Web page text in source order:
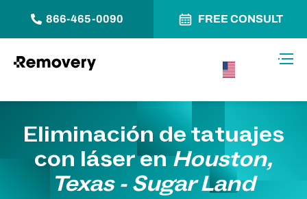
866-465-0090 FREE CONSULT
Eliminación de tatuajes
con láser enHouston,
Texas - Sugar Land